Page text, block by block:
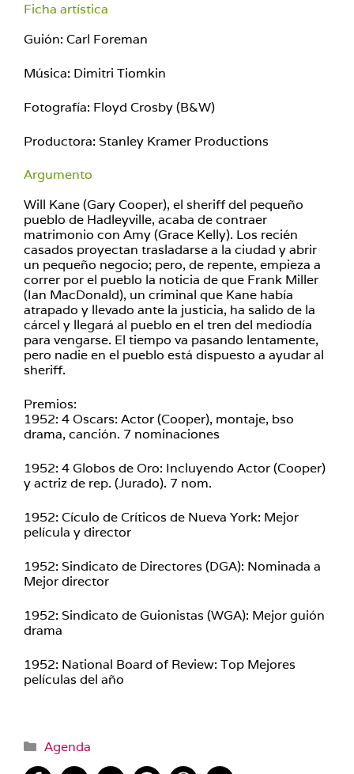
Ficha artística
Guión: Carl Foreman
Música: Dimitri Tiomkin
Fotografía: Floyd Crosby (B&W)
Productora: Stanley Kramer Productions
Argumento
Will Kane (Gary Cooper), el sheriff del pequeño
pueblo de Hadleyville, acaba de contraer
matrimonio con Amy (Grace Kelly). Los recién
casados proyectan trasladarse a la ciudad y abrir
un pequeño negocio; pero, de repente, empieza a
correr por el pueblo la noticia de que Frank Miller
(Ian MacDonald), un criminal que Kane había
atrapado y llevado ante la justicia, ha salido de la
cárcel y llegará al pueblo en el tren del mediodía
para vengarse. El tiempo va pasando lentamente,
pero nadie en el pueblo está dispuesto a ayudar al
sheriff.
Premios:
1952: 4 Oscars: Actor (Cooper), montaje, bso
drama, canción. 7 nominaciones
1952: 4 Globos de Oro: Incluyendo Actor (Cooper)
y actriz de rep. (Jurado). 7 nom.
1952: Cículo de Críticos de Nueva York: Mejor
película y director
1952: Sindicato de Directores (DGA): Nominada a
Mejor director
1952: Sindicato de Guionistas (WGA): Mejor guión
drama
1952: National Board of Review: Top Mejores
películas del año
Categorías
Agenda